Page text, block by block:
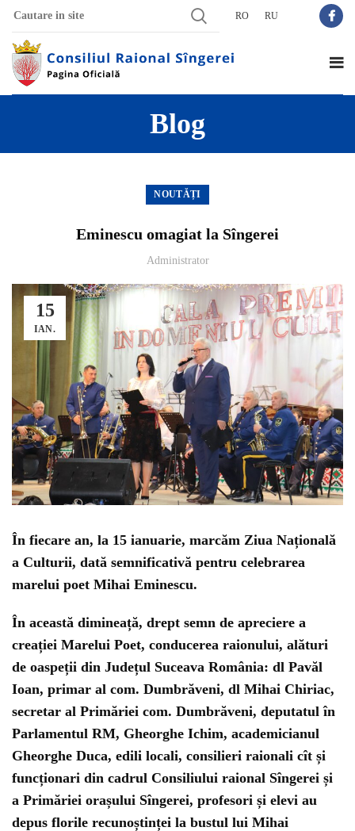
RO RU
Blog
NOUTĂȚI
Eminescu omagiat la Sîngerei
Administrator
15
IAN.
În fiecare an, la 15 ianuarie, marcăm Ziua Națională
a Culturii, dată semnificativă pentru celebrarea
marelui poet Mihai Eminescu.
În această dimineață, drept semn de ap­reciere a
creației Marelui Poet, conducerea raionului, alături
de oa­speții din Județul Suceava​ România: dl Pavăl
Ioan, prim­ar al com. Dumbrăven­i, dl Mihai Chiriac,
secretar al Primăriei com. Du­mbrăveni, deputatul în
Parlamentul RM, Gheorghe Ichim, academicianul
Gheorghe Duca, edili locali, consilieri raionali cît și
fu­ncționari din cadrul Consiliului raional Sîngerei și
a Primăriei orașu­lui Sîngerei, profesori și elevi au
depus florile recunoștinței la bustul lui Mihai